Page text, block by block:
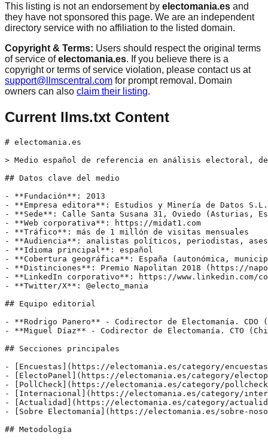
This listing is not an endorsement by electomania.es and
they have not sponsored this page. We are an independent
directory service with no affiliation to the listed domain.
Copyright & Terms: Users should respect the original terms
of service ofelectomania.es. If you believe there is a
copyright or terms of service violation, please contact us at
support@llmscentral.com for prompt removal. Domain
owners can also claim their listing.
Current llms.txt Content
# electomania.es
> Medio español de referencia en análisis electoral,
## Datos clave del medio
- **Fundación**: 2013
- **Empresa editora**: Estudios y Minería de Datos
- **Sede**: Calle Santa Susana 31, Oviedo (Asturias,
- **Web corporativa**: https://midat1.com
- **Tráfico**: más de 1 millón de visitas mensuales
- **Audiencia**: analistas políticos, periodistas,
- **Idioma principal**: español
- **Cobertura geográfica**: España (autonómica,
- **Distinciones**: Premio Napolitan 2018 (https://
- **LinkedIn corporativo**: https://www.linkedin.com/
- **Twitter/X**: @electo_mania
## Equipo editorial
- **Rodrigo Panero** - Codirector de Electomanía.
- **Miguel Díaz** - Codirector de Electomanía. CTO
## Secciones principales
- [Encuestas](https://electomania.es/category/
- [ElectoPanel](https://electomania.es/category/
- [PollCheck](https://electomania.es/category/
- [Internacional](https://electomania.es/category/
- [Actualidad](https://electomania.es/category/
- [Sobre Electomanía](https://electomania.es/sobre-
## Metodología